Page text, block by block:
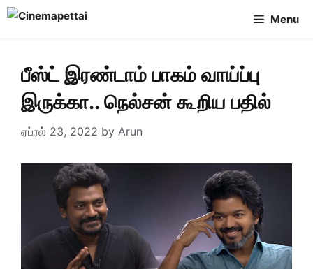
Skip
Menu
பீஸ்ட் இரண்டாம் பாகம் வாய்ப்பு
இருக்கா.. நெல்சன் கூறிய பதில்
ஏப்ரல் 23, 2022 by Arun